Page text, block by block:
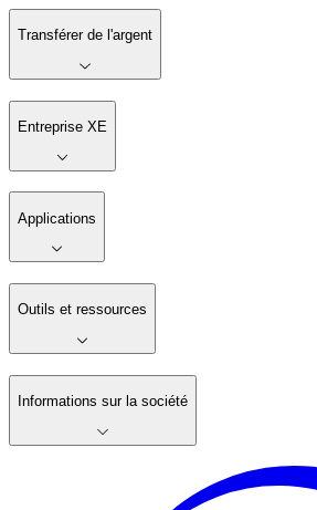
Transférer de l'argent
Entreprise XE
Applications
Outils et ressources
Informations sur la société